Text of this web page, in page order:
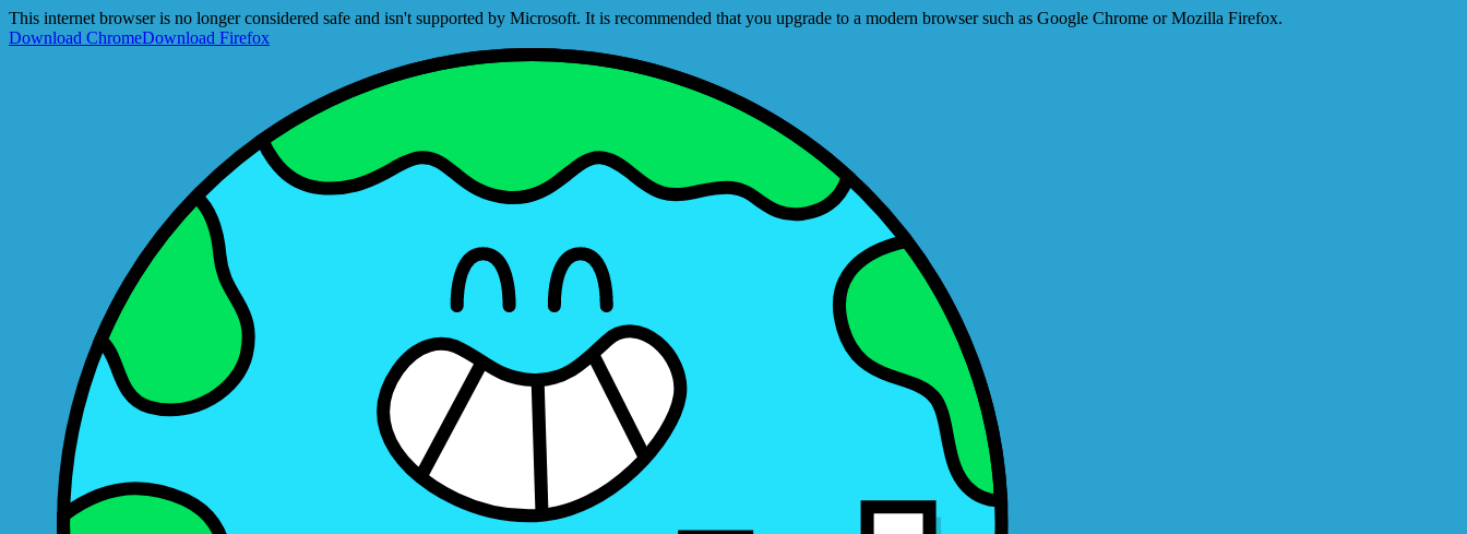
This internet browser is no longer considered safe and isn't supported by Microsoft. It is recommended that you upgrade to a modern browser such as Google Chrome or Mozilla Firefox.
Download ChromeDownload Firefox